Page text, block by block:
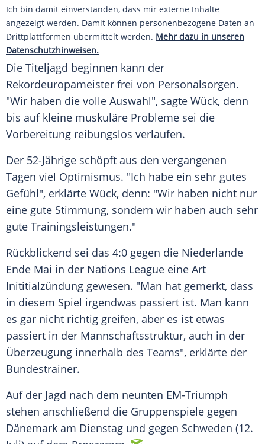
Ich bin damit einverstanden, dass mir externe Inhalte
angezeigt werden. Damit können personenbezogene Daten an
Drittplattformen übermittelt werden. Mehr dazu in unseren
Datenschutzhinweisen.
Die Titeljagd beginnen kann der
Rekordeuropameister frei von Personalsorgen.
"Wir haben die volle Auswahl", sagte Wück, denn
bis auf kleine muskuläre Probleme sei die
Vorbereitung reibungslos verlaufen.
Der 52-Jährige schöpft aus den vergangenen
Tagen viel Optimismus. "Ich habe ein sehr gutes
Gefühl", erklärte Wück, denn: "Wir haben nicht nur
eine gute Stimmung, sondern wir haben auch sehr
gute Trainingsleistungen."
Rückblickend sei das 4:0 gegen die Niederlande
Ende Mai in der Nations League eine Art
Inititialzündung gewesen. "Man hat gemerkt, dass
in diesem Spiel irgendwas passiert ist. Man kann
es gar nicht richtig greifen, aber es ist etwas
passiert in der Mannschaftsstruktur, auch in der
Überzeugung innerhalb des Teams", erklärte der
Bundestrainer.
Auf der Jagd nach dem neunten EM-Triumph
stehen anschließend die Gruppenspiele gegen
Dänemark am Dienstag und gegen Schweden (12.